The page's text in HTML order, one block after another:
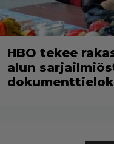
HBO tekee
alun